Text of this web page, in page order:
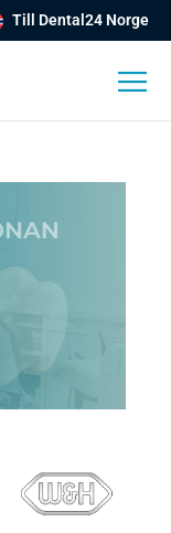
Till Dental24 Norge